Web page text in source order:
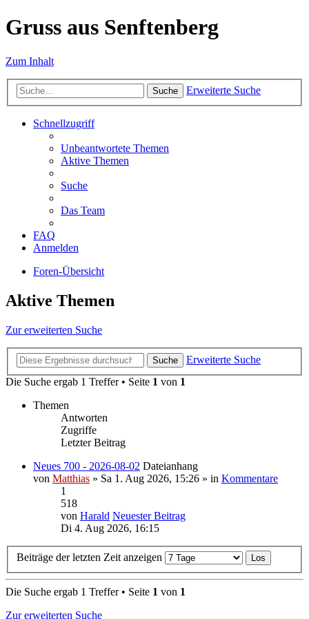
Gruss aus Senftenberg
Zum Inhalt
Suche Erweiterte Suche
Schnellzugriff
Unbeantwortete Themen
Aktive Themen
Suche
Das Team
FAQ
Anmelden
Foren-Übersicht
Aktive Themen
Zur erweiterten Suche
Suche
Erweiterte Suche
Die Suche ergab 1 Treffer • Seite 1 von 1
Themen
Antworten
Zugriffe
Letzter Beitrag
Neues 700 - 2026-08-02 Dateianhang
von Matthias » Sa 1. Aug 2026, 15:26 » in Kommentare
1
518
von Harald Neuester Beitrag
Di 4. Aug 2026, 16:15
Beiträge der letzten Zeit anzeigen
Die Suche ergab 1 Treffer • Seite 1 von 1
Zur erweiterten Suche